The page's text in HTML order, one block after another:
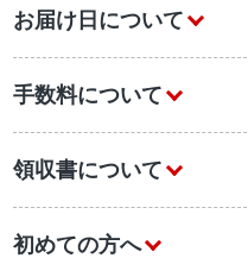
お届け日について
手数料について
領収書について
初めての方へ